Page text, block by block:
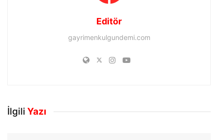
Editör
gayrimenkulgundemi.com
İlgili Yazı